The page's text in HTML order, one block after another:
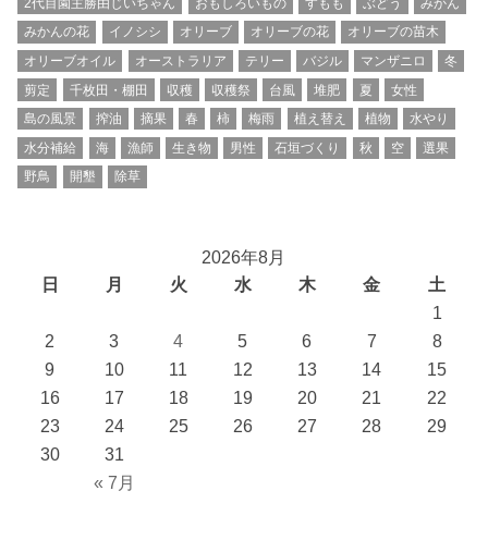
2代目園主勝由じいちゃん おもしろいもの すもも ぶどう
みかん
みかんの花
イノシシ オリーブ オリーブの花
オリーブの苗木
オリーブオイル
オーストラリア テリー バジル マンザニロ
冬
剪定
千枚田・棚田 収穫 収穫祭 台風 堆肥 夏
女性
島の風景
搾油 摘果 春 柿 梅雨 植え替え 植物
水やり
水分補給
海 漁師 生き物 男性 石垣づくり 秋 空
選果
野鳥
開墾 除草
2026年8月
日
月 火 水 木 金 土
« 7月
1
2
3 4 5 6 7
8
9
10 11 12 13 14
15
16
17 18 19 20 21
22
23
24 25 26 27 28
29
30
31